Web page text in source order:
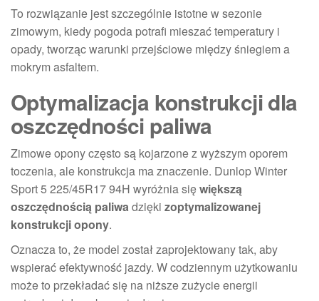
To rozwiązanie jest szczególnie istotne w sezonie
zimowym, kiedy pogoda potrafi mieszać temperatury i
opady, tworząc warunki przejściowe między śniegiem a
mokrym asfaltem.
Optymalizacja konstrukcji dla
oszczędności paliwa
Zimowe opony często są kojarzone z wyższym oporem
toczenia, ale konstrukcja ma znaczenie. Dunlop Winter
Sport 5 225/45R17 94H wyróżnia sięwiększą
oszczędnością paliwadzięki zoptymalizowanej
konstrukcji opony.
Oznacza to, że model został zaprojektowany tak, aby
wspierać efektywność jazdy. W codziennym użytkowaniu
może to przekładać się na niższe zużycie energii